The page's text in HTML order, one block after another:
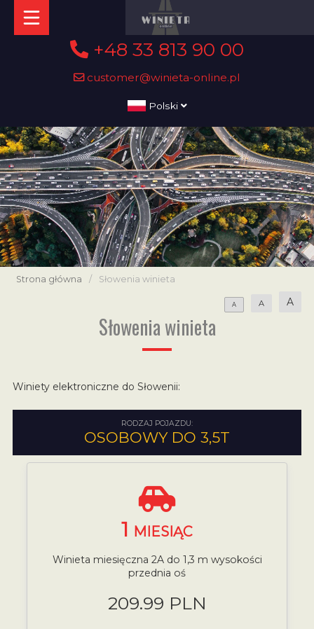
+48 33 813 90 00
customer@winieta-online.pl
Polski
Strona główna / Słowenia winieta
A A A
Słowenia winieta
Winiety elektroniczne do Słowenii:
RODZAJ POJAZDU:
OSOBOWY DO 3,5T
1 MIESIĄC
Winieta miesięczna 2A do 1,3 m wysokości
przednia oś
209.99 PLN